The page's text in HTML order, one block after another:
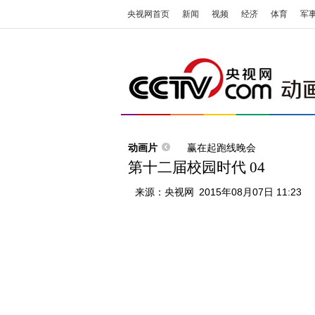
央视网首页 新闻 视频 经济 体育 军
动画片 赢在起跑线晚会
第十二届校园时代 04
来源： 央视网 2015年08月07日 11:23